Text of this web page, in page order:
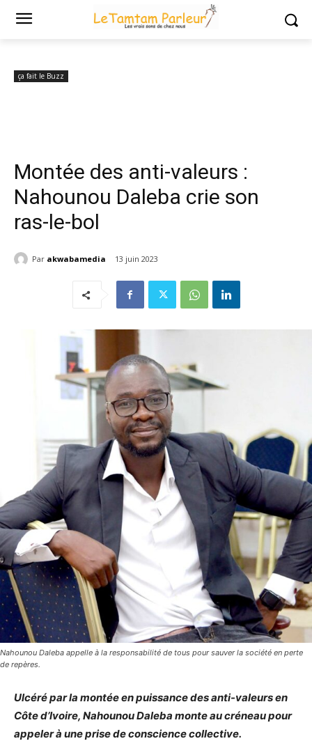
Accueil ça fait le Buzz
Montée des anti-valeurs : Nahounou Daleba
ça fait le Buzz
Montée des anti-valeurs :
Nahounou Daleba crie son
ras-le-bol
Par akwabamedia 13 juin 2023
Nahounou Daleba appelle à la responsabilité de tous pour sauver la société en perte
de repères.
Ulcéré par la montée en puissance des anti-valeurs en
Côte d’Ivoire, Nahounou Daleba monte au créneau pour
appeler à une prise de conscience collective.